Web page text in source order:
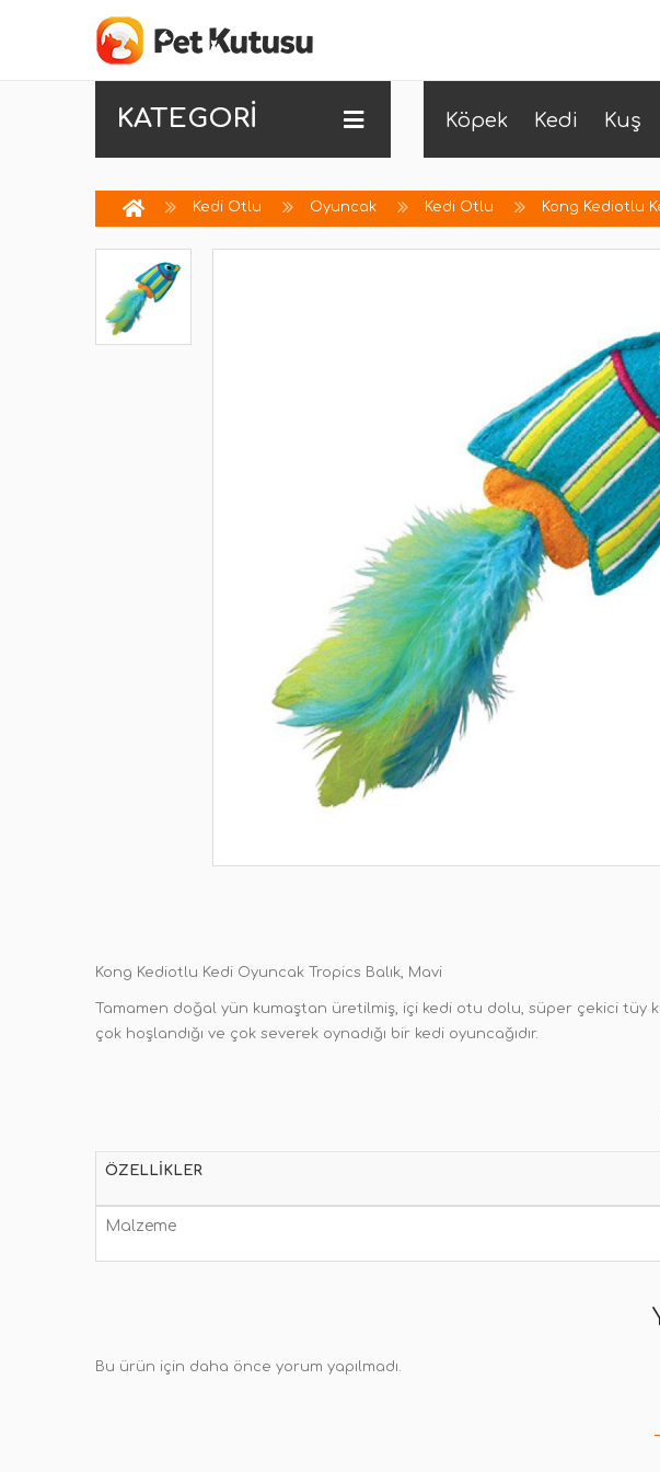
KATEGORİ Köpek Kedi Kuş
Kedi Otlu Oyuncak Kedi Otlu Kong Kediotlu
Kong Kediotlu Kedi Oyuncak Tropics Balık, Mavi
Tamamen doğal yün kumaştan üretilmiş, içi kedi otu dolu, süper çekici tüy
çok hoşlandığı ve çok severek oynadığı bir kedi oyuncağıdır.
ÖZELLIKLER
Malzeme
Bu ürün için daha önce yorum yapılmadı.